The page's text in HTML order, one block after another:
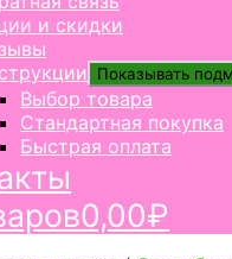
и скидки
Показывать
Выбор товара
Стандартная покупка
Быстрая оплата
0,00₽